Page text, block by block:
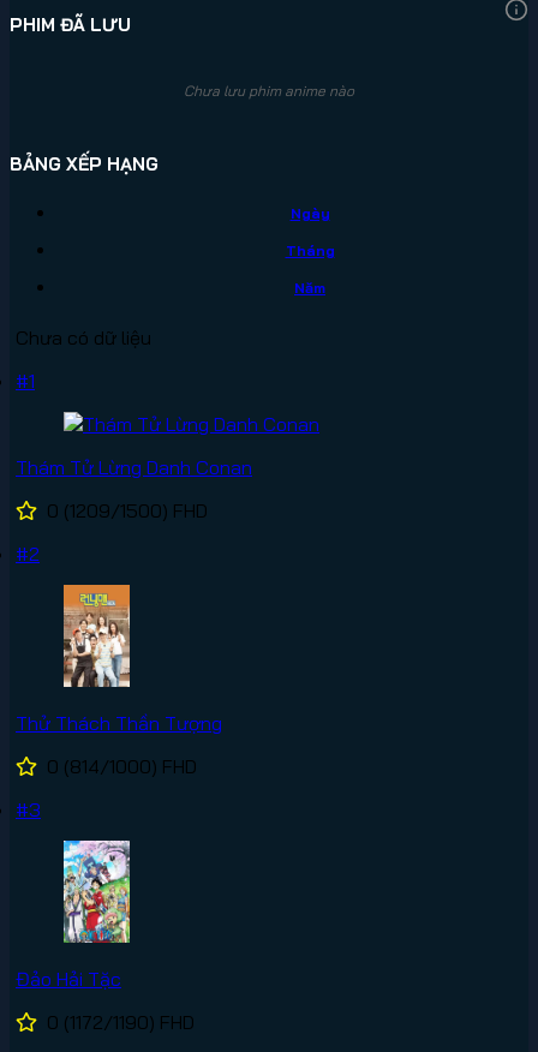
PHIM ĐÃ LƯU
Chưa lưu phim anime nào
BẢNG XẾP HẠNG
Ngày
Tháng
Năm
Chưa có dữ liệu
#1
Thám Tử Lừng Danh Conan
0 (1209/1500) FHD
#2
Thử Thách Thần Tượng
0 (814/1000) FHD
#3
Đảo Hải Tặc
0 (1172/1190) FHD